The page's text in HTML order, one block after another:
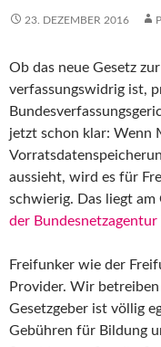
23. DEZEMBER 2016
Ob das neue Gesetz
verfassungswidrig ist,
jetzt schon klar: Wenn
aussieht, wird es für
schwierig. Das liegt am
der Bundesnetzagentur
Freifunker wie der
Provider. Wir
Gesetzgeber ist völlig
Gebühren für Bildung